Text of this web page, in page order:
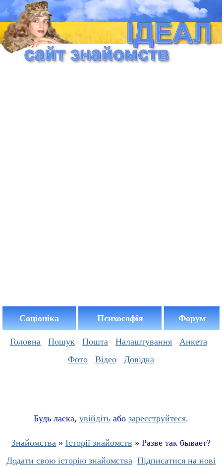
Соціоніка Психософія Форум
Головна Пошук Пошта Налаштування
Анкета
Фото
Відео Довідка
Будь ласка, увійдіть або зареєструйтеся.
Знайомства » Історії знайомств » Разве так бывает?
Додати свою історію знайомства Підписатися на нові